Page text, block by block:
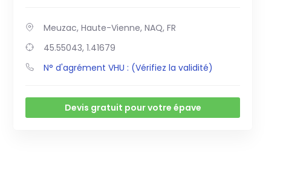
Meuzac, Haute-Vienne, NAQ, FR
45.55043, 1.41679
N° d'agrément VHU : (Vérifiez la validité)
Devis gratuit pour votre épave